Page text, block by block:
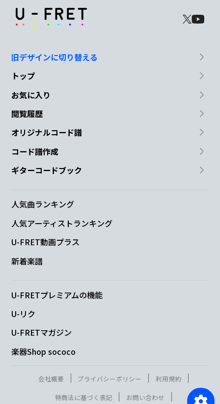
旧デザインに切り替える
トップ
お気に入り
閲覧履歴
オリジナルコード譜
コード譜作成
ギターコードブック
人気曲ランキング
人気アーティストランキング
U-FRET動画プラス
新着楽譜
U-FRETプレミアムの機能
U-リク
U-FRETマガジン
楽器Shop sococo
会社概要 プライバシーポリシー
利用規約
特商法に基づく表記
お問い合わせ